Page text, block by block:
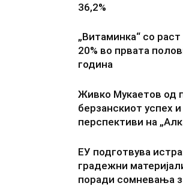
36,2%
„Витаминка“ со
20% во првата
година
Живко Мукаетов од
берзанскиот успех
перспективи на
ЕУ подготвува
градежни
поради сомневања